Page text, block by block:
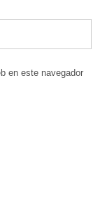
en este navegador